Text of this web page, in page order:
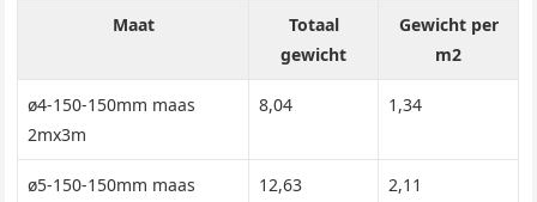
Maat
Totaal
gewicht
Gewicht per
m2
ø4-150-150mm maas
2mx3m
8,04 1,34
ø5-150-150mm maas
12,63 2,11